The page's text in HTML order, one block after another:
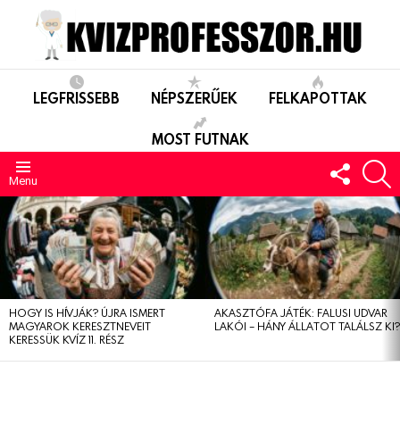
LEGFRISSEBB NÉPSZERŰEK FELKAPOTTAK
MOST FUTNAK
Menu
US
LEGUTÓBBIAK
HOGY IS HÍVJÁK? ÚJRA ISMERT
MAGYAROK KERESZTNEVEIT
KERESSÜK KVÍZ 11. RÉSZ
AKASZTÓFA JÁTÉK: FALUSI UDVAR
LAKÓI – HÁNY ÁLLATOT TALÁLSZ KI?